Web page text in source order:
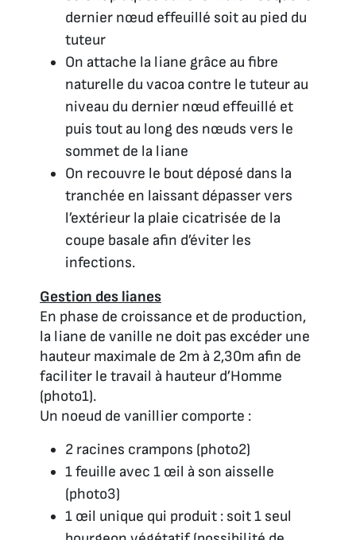
dernier nœud effeuillé soit au pied du
tuteur
On attache la liane grâce au fibre
naturelle du vacoa contre le tuteur au
niveau du dernier nœud effeuillé et
puis tout au long des nœuds vers le
sommet de la liane
On recouvre le bout déposé dans la
tranchée en laissant dépasser vers
l’extérieur la plaie cicatrisée de la
coupe basale afin d’éviter les
infections.
Gestion des lianes
En phase de croissance et de production,
la liane de vanille ne doit pas excéder une
hauteur maximale de 2m à 2,30m afin de
faciliter le travail à hauteur d’Homme
(photo1).
Un noeud de vanillier comporte :
2 racines crampons (photo2)
1 feuille avec 1 œil à son aisselle
(photo3)
1 œil unique qui produit : soit 1 seul